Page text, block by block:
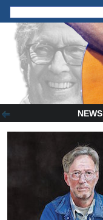
NEWS